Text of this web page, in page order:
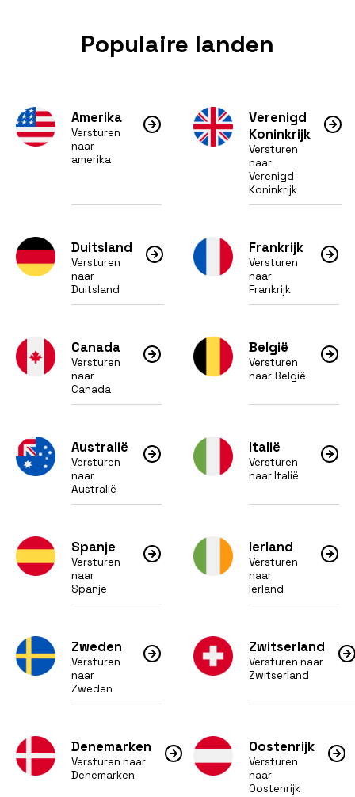
Populaire landen
Amerika
Versturen
naar
amerika
Verenigd
Koninkrijk
Versturen
naar
Verenigd
Koninkrijk
Duitsland
Versturen
naar
Duitsland
Frankrijk
Versturen
naar
Frankrijk
Canada
Versturen
naar
Canada
België
Versturen
naar België
Australië
Versturen
naar
Australië
Italië
Versturen
naar Italië
Spanje
Versturen
naar
Spanje
Ierland
Versturen
naar
Ierland
Zweden
Versturen
naar
Zweden
Zwitserland
Versturen naar
Zwitserland
Denemarken
Versturen naar
Denemarken
Oostenrijk
Versturen
naar
Oostenrijk